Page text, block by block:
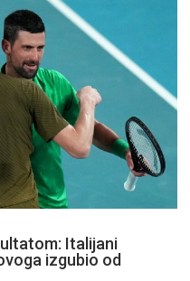
Italijani
izgubio od